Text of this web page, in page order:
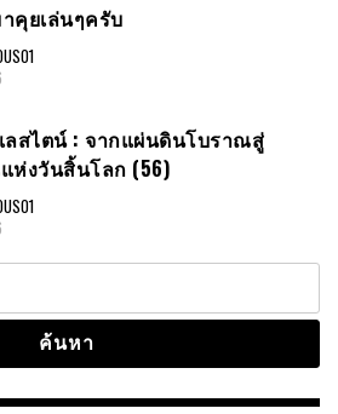
คุยเล่นๆครับ
ลสไตน์ : จากแผ่นดินโบราณสู่
งวันสิ้นโลก (56)